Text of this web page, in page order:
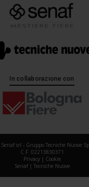
In collaborazione con
srl - Gruppo Tecniche Nuove
C.F. 02213830371
Privacy| Cookie
Senaf| Tecniche Nuove